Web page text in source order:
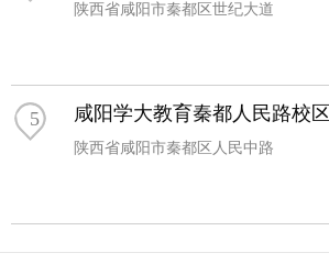
陕西省咸阳市秦都区世纪大道
5 咸阳学大教育秦都人民路校区
陕西省咸阳市秦都区人民中路